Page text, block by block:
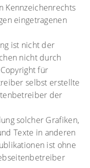
Kennzeichenrechts
eingetragenen
ist nicht der
nicht durch
für
selbst erstellte
der
solcher Grafiken,
Texte in anderen
ist ohne